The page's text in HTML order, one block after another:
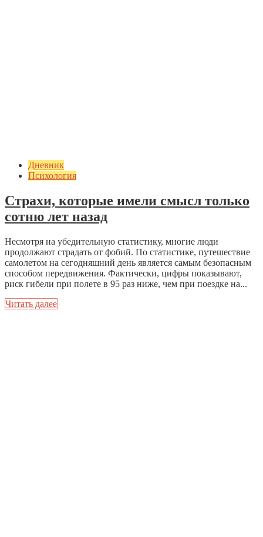
Дневник
Психология
Страхи, которые имели смысл только
сотню лет назад
Несмотря на убедительную статистику, многие люди
продолжают страдать от фобий. По статистике, путешествие
самолетом на сегодняшний день является самым безопасным
способом передвижения. Фактически, цифры показывают,
риск гибели при полете в 95 раз ниже, чем при поездке на...
Читать далее